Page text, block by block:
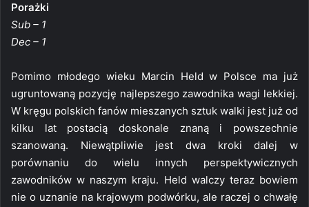
Porażki
Sub – 1
Dec – 1
Pomimo młodego wieku Marcin Held w Polsce ma już
ugruntowaną pozycję najlepszego zawodnika wagi lekkiej.
W kręgu polskich fanów mieszanych sztuk walki jest już od
kilku lat postacią doskonale znaną i powszechnie
szanowaną. Niewątpliwie jest dwa kroki dalej w
porównaniu do wielu innych perspektywicznych
zawodników w naszym kraju. Held walczy teraz bowiem
nie o uznanie na krajowym podwórku, ale raczej o chwałę